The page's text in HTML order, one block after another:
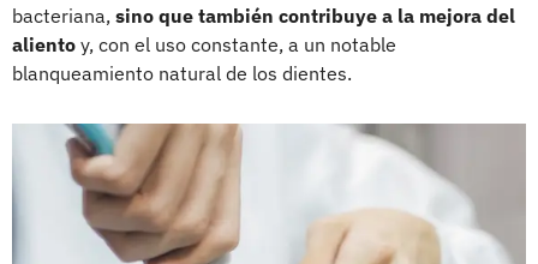
bacteriana, sino que también contribuye a la mejora del
aliento y, con el uso constante, a un notable
blanqueamiento natural de los dientes.